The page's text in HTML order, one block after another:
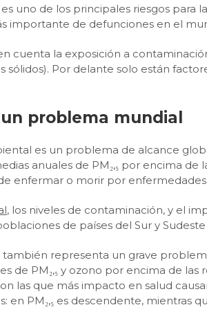
uno de los principales riesgos para
importante de defunciones en el
cuenta la exposición a
Por delante solo están
problema mundial
es un problema de alcance
anuales de PM₂,₅ por encima
enfermar o morir por
, los niveles de contaminación, y el
de países del Sur y
representa un grave
de PM₂,₅ y ozono por encima de
las que más impacto en salud
en PM₂,₅ es descendente,